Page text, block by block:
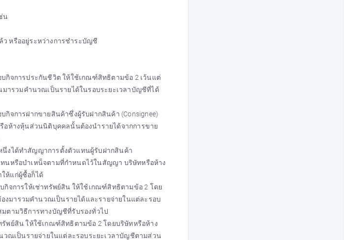
น
หรืออยู่ระหว่างการชำระบัญชี
กิจการประกันชีวิต ให้ใช้เกณฑ์สิทธิตามข้อ 2 เว้นแต่
ารวมคำนวณเป็นรายได้ในรอบระยะเวลาบัญชีที่ได้
จการฝากขายสินค้าซึ่งผู้รับฝากสินค้า (Consignee)
ห้างหุ้นส่วนนิติบุคคลนั้นต้องนำรายได้จากการขาย
งได้ทำสัญญาการตั้งตัวแทนผู้รับฝากสินค้า
ทนหรือบำเหน็จตามที่กำหนดไว้ในสัญญา บริษัทหรือห้าง
ห้แก่ผู้ซื้อก็ได้
จการให้เช่าทรัพย์สิน ให้ใช้เกณฑ์สิทธิตามข้อ 2 โดย
งมารวมคำนวณเป็นรายได้และรายจ่ายในแต่ละรอบ
ตามวิธีการทางบัญชีที่รับรองทั่วไป
พย์สิน ให้ใช้เกณฑ์สิทธิตามข้อ 2 โดยบริษัทหรือห้าง
ณเป็นรายจ่ายในแต่ละรอบระยะเวลาบัญชีตามส่วน